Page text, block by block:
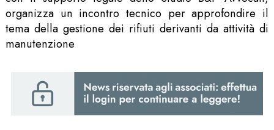
organizza un incontro tecnico per approfondire il
tema della gestione dei rifiuti derivanti da attività di
manutenzione